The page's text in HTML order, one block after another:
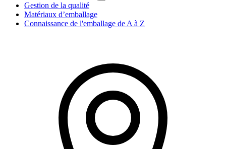
Gestion de la qualité
Matériaux d’emballage
Connaissance de l'emballage de A à Z